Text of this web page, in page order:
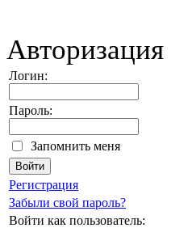
Авторизация
Логин:
Пароль:
Запомнить меня
Регистрация
Забыли свой пароль?
Войти как пользователь: